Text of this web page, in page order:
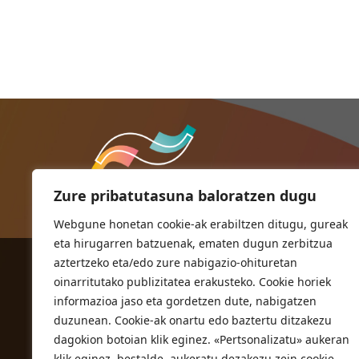
Zure pribatutasuna baloratzen dugu
Webgune honetan cookie-ak erabiltzen ditugu, gureak
eta hirugarren batzuenak, ematen dugun zerbitzua
aztertzeko eta/edo zure nabigazio-ohituretan
oinarritutako publizitatea erakusteko. Cookie horiek
informazioa jaso eta gordetzen dute, nabigatzen
duzunean. Cookie-ak onartu edo baztertu ditzakezu
dagokion botoian klik eginez. «Pertsonalizatu» aukeran
ORIOKO UDALA
Herriko plaza,1
20810 Orio (Gipuzkoa)
T. 943 83 03 46